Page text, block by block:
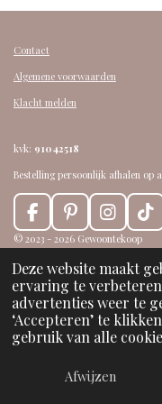
Deze website maakt
ervaring te
advertenties weer te
‘Accepteren’ te
gebruik van alle
Afwijzen
Contact
Algemene voorwaarden
Klacht melden
kvk: 91042518
Bestelling persoonlijk afhalen op
F
a
c
e
b
o
o
k
P
i
n
t
e
r
e
s
I
n
s
t
a
g
r
a
T
i
k
T
o
k
© 2023 - 2026 Gewoontekoop
E-mailadres